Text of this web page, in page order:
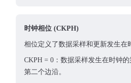
时钟相位 (CKPH)
相位定义了数据采样和更新发生在
CKPH = 0：数据采样发生在时钟
第二个边沿。